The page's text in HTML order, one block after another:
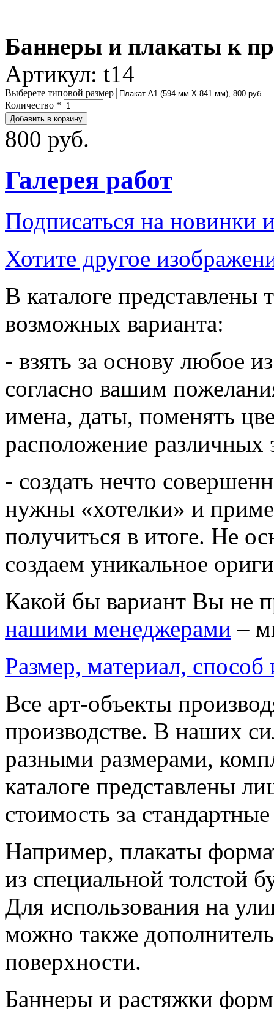
Баннеры и плакаты к
Артикул: t14
Выберете типовой размер
Количество *
800 руб.
Галерея работ
Подписаться на новинки
Хотите другое
В каталоге представлены
возможных варианта:
- взять за основу любое
согласно вашим
имена, даты, поменять
расположение различных
- создать нечто
нужны «хотелки» и
получиться в итоге. Не
создаем уникальное
Какой бы вариант Вы не
нашими менеджерами –
Размер, материал, способ
Все арт-объекты
производстве. В наших
разными размерами,
каталоге представлены
стоимость за
Например, плакаты
из специальной толстой
Для использования на
можно также
поверхности.
Баннеры и растяжки